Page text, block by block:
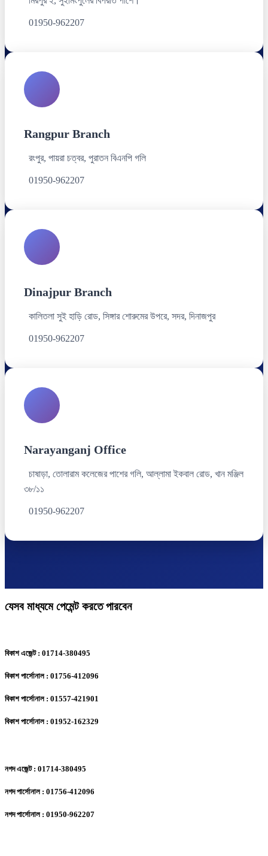
01950-962207
Rangpur Branch
রংপুর, পায়রা চত্বর, পুরাতন বিএনপি গলি
01950-962207
Dinajpur Branch
কালিতলা সুই হাড়ি রোড, সিঙ্গার শোরুমের উপরে, সদর, দিনাজপুর
01950-962207
Narayanganj Office
চাষাড়া, তোলারাম কলেজের পাশের গলি, আল্লামা ইকবাল রোড, খান মঞ্জিল
৩৮/১১
01950-962207
যেসব মাধ্যমে পেমেন্ট করতে পারবেন
বিকাশ এজেন্ট : 01714-380495
বিকাশ পার্সোনাল : 01756-412096
বিকাশ পার্সোনাল : 01557-421901
বিকাশ পার্সোনাল : 01952-162329
নগদ এজেন্ট : 01714-380495
নগদ পার্সোনাল : 01756-412096
নগদ পার্সোনাল : 01950-962207